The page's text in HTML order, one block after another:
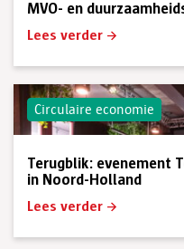
MVO- en
Lees verder
Circulaire economie
Terugblik: evenement
in Noord-Holland
Lees verder